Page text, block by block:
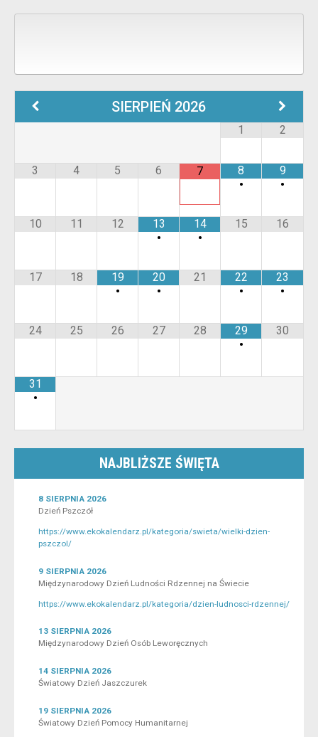
SIERPIEŃ 2026
1 2
3 4 5 6 7
8
•
9
•
10 11 12
13
•
14
•
15 16
17 18
19
•
20
•
21
22
•
23
•
24 25 26 27 28
29
•
30
31
•
NAJBLIŻSZE ŚWIĘTA
8 SIERPNIA 2026
Dzień Pszczół
https://www.ekokalendarz.pl/kategoria/swieta/wielki-dzien-
pszczol/
9 SIERPNIA 2026
Międzynarodowy Dzień Ludności Rdzennej na Świecie
https://www.ekokalendarz.pl/kategoria/dzien-ludnosci-rdzennej/
13 SIERPNIA 2026
Międzynarodowy Dzień Osób Leworęcznych
14 SIERPNIA 2026
Światowy Dzień Jaszczurek
19 SIERPNIA 2026
Światowy Dzień Pomocy Humanitarnej